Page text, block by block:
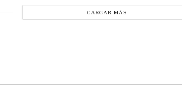
CARGAR MÁS